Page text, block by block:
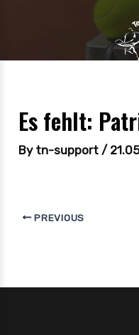
Es fehlt:
By tn-support /
PREVIOUS